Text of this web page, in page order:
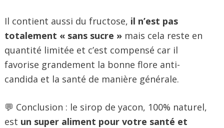
Il contient aussi du fructose, il n’est pas
totalement « sans sucre » mais cela reste en
quantité limitée et c’est compensé car il
favorise grandement la bonne flore anti-
candida et la santé de manière générale.
💬 Conclusion : le sirop de yacon, 100% naturel,
est un super aliment pour votre santé et